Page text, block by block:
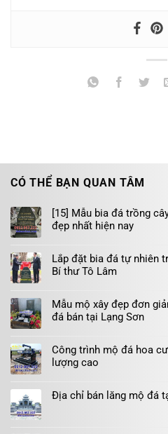
CÓ THỂ BẠN QUAN TÂM
[15] Mẫu bia đá trồng
đẹp nhất hiện nay
Lắp đặt bia đá tự nhiên
Bí thư Tô Lâm
Mẫu mộ xây đẹp đơn
đá bán tại Lạng Sơn
Công trình mộ đá hoa
lượng cao
Địa chỉ bán lăng mộ đá